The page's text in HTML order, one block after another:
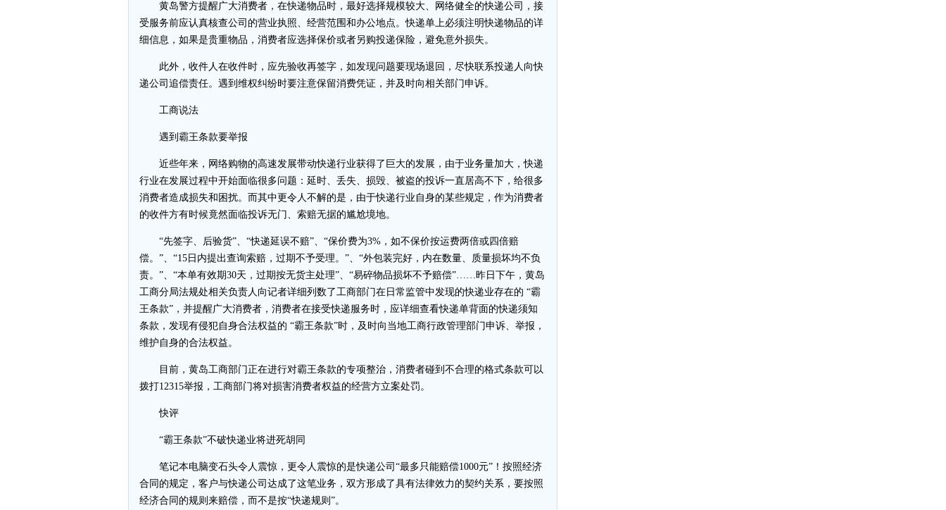
黄岛警方提醒广大消费者，在快递物品时，最好选择规模较大、网络健全的快递公司，接
受服务前应认真核查公司的营业执照、经营范围和办公地点。快递单上必须注明快递物品的详
细信息，如果是贵重物品，消费者应选择保价或者另购投递保险，避免意外损失。
此外，收件人在收件时，应先验收再签字，如发现问题要现场退回，尽快联系投递人向快
递公司追偿责任。遇到维权纠纷时要注意保留消费凭证，并及时向相关部门申诉。
工商说法
遇到霸王条款要举报
近些年来，网络购物的高速发展带动快递行业获得了巨大的发展，由于业务量加大，快递
行业在发展过程中开始面临很多问题：延时、丢失、损毁、被盗的投诉一直居高不下，给很多
消费者造成损失和困扰。而其中更令人不解的是，由于快递行业自身的某些规定，作为消费者
的收件方有时候竟然面临投诉无门、索赔无据的尴尬境地。
“先签字、后验货”、“快递延误不赔”、“保价费为3%，如不保价按运费两倍或四倍赔
偿。”、“15日内提出查询索赔，过期不予受理。”、“外包装完好，内在数量、质量损坏均不负
责。”、“本单有效期30天，过期按无货主处理”、“易碎物品损坏不予赔偿”……昨日下午，黄岛
工商分局法规处相关负责人向记者详细列数了工商部门在日常监管中发现的快递业存在的 “霸
王条款”，并提醒广大消费者，消费者在接受快递服务时，应详细查看快递单背面的快递须知
条款，发现有侵犯自身合法权益的 “霸王条款”时，及时向当地工商行政管理部门申诉、举报，
维护自身的合法权益。
目前，黄岛工商部门正在进行对霸王条款的专项整治，消费者碰到不合理的格式条款可以
拨打12315举报，工商部门将对损害消费者权益的经营方立案处罚。
快评
“霸王条款”不破快递业将进死胡同
笔记本电脑变石头令人震惊，更令人震惊的是快递公司“最多只能赔偿1000元”！按照经济
合同的规定，客户与快递公司达成了这笔业务，双方形成了具有法律效力的契约关系，要按照
经济合同的规则来赔偿，而不是按“快递规则”。